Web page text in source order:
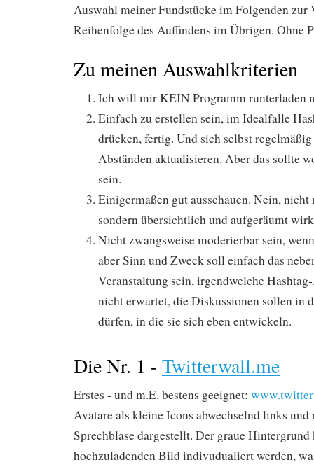
Auswahl meiner Fundstücke im Folgenden zur
Reihenfolge des Auffindens im Übrigen. Ohne
Zu meinen Auswahlkriterien
Ich will mir KEIN Programm runterladen
Einfach zu erstellen sein, im Idealfalle
drücken, fertig. Und sich selbst
Abständen aktualisieren. Aber das sollte
sein.
Einigermaßen gut ausschauen. Nein, nicht
sondern übersichtlich und aufgeräumt
Nicht zwangsweise moderierbar sein,
aber Sinn und Zweck soll einfach das
Veranstaltung sein, irgendwelche
nicht erwartet, die Diskussionen sollen in
dürfen, in die sie sich eben entwickeln.
Die Nr. 1 - Twitterwall.me
Erstes - und m.E. bestens geeignet:
Avatare als kleine Icons abwechselnd links und
Sprechblase dargestellt. Der graue
hochzuladenden Bild indivudualiert werden,